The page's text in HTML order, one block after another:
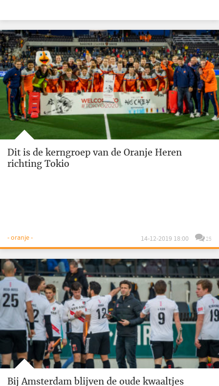
Dit is de kerngroep van de Oranje Heren
richting Tokio
- oranje - 14-12-2019 18:00 25
Bij Amsterdam blijven de oude kwaaltjes